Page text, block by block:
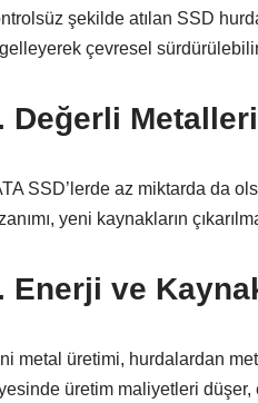
şekilde atılan SSD
çevresel
Değerli
SSD’lerde az miktarda da
yeni kaynakların
Enerji ve
metal üretimi, hurdalardan
üretim maliyetleri düşer,